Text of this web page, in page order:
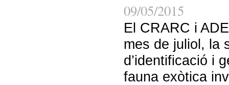
09/05/2015
El CRARC i
mes de juliol, la
d’identificació i
fauna exòtica